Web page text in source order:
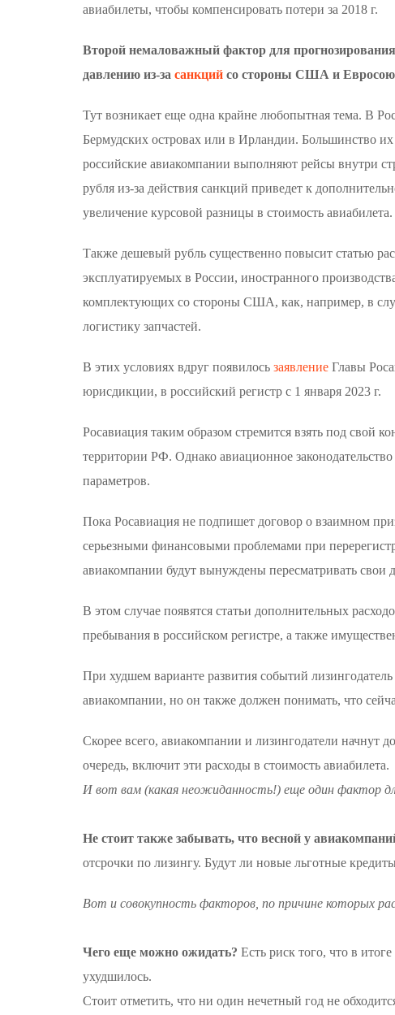
авиабилеты, чтобы компенсировать потери за 2018 г.
Второй немаловажный фактор для
давлению из-за санкций со стороны США и
Тут возникает еще одна крайне любопытная тема. В
Бермудских островах или в Ирландии. Большинство
российские авиакомпании выполняют рейсы внутри
рубля из-за действия санкций приведет к
увеличение курсовой разницы в стоимость авиабилета.
Также дешевый рубль существенно повысит статью
эксплуатируемых в России, иностранного
комплектующих со стороны США, как, например, в
логистику запчастей.
В этих условиях вдруг появилось заявление Главы
юрисдикции, в российский регистр с 1 января 2023 г.
Росавиация таким образом стремится взять под свой
территории РФ. Однако авиационное
параметров.
Пока Росавиация не подпишет договор о взаимном
серьезными финансовыми проблемами при
авиакомпании будут вынуждены пересматривать свои
В этом случае появятся статьи дополнительных
пребывания в российском регистре, а также
При худшем варианте развития событий
авиакомпании, но он также должен понимать, что
Скорее всего, авиакомпании и лизингодатели начнут
очередь, включит эти расходы в стоимость авиабилета.
И вот вам (какая неожиданность!) еще один фактор
Не стоит также забывать, что весной у
отсрочки по лизингу. Будут ли новые льготные
Вот и совокупность факторов, по причине которых
Чего еще можно ожидать? Есть риск того, что в
ухудшилось.
Стоит отметить, что ни один нечетный год не